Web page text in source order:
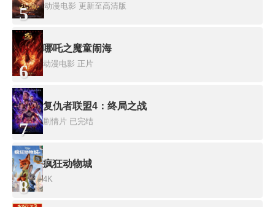
5 动漫电影 更新至高清版
6
哪吒之魔童闹海
动漫电影 正片
7
复仇者联盟4：终局之战
剧情片 已完结
8
疯狂动物城
4K